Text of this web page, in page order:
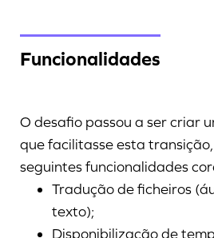
Funcionalidades
O desafio passou a ser criar
que facilitasse esta
seguintes funcionalidades
Tradução de ficheiros
texto);
Disponibilização de